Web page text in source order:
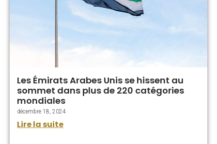
Les Émirats Arabes Unis se hissent au
sommet dans plus de 220 catégories
mondiales
décembre 18, 2024
Lire la suite